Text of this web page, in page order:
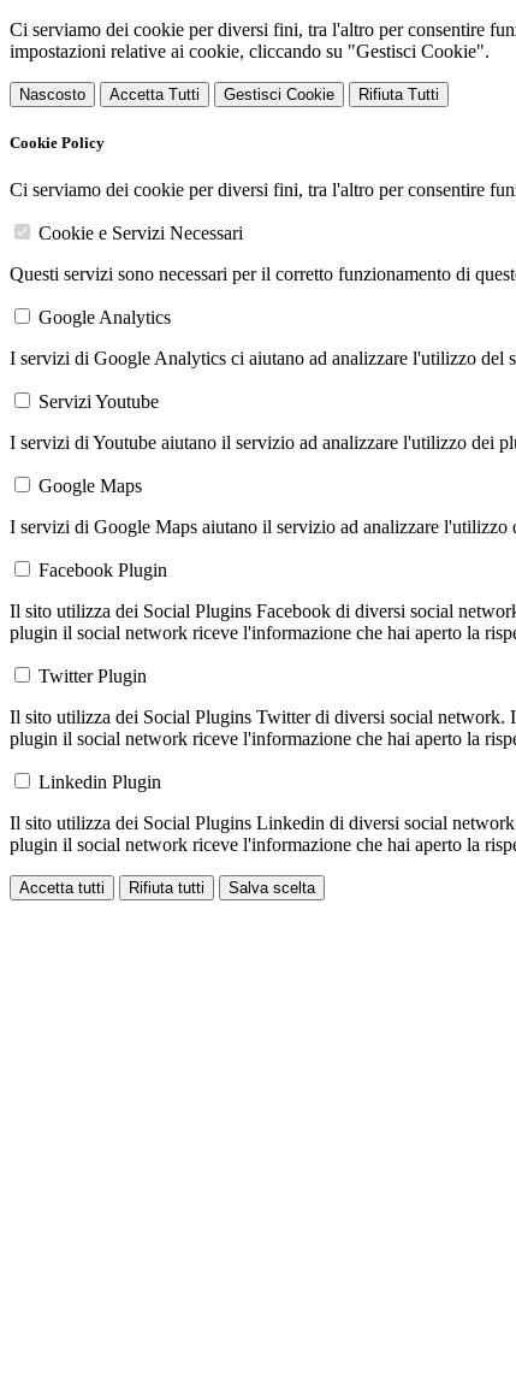
Ci serviamo dei cookie per diversi fini, tra l'altro per consentire
impostazioni relative ai cookie, cliccando su "Gestisci Cookie".
Nascosto Accetta Tutti Gestisci Cookie Rifiuta Tutti
Cookie Policy
Ci serviamo dei cookie per diversi fini, tra l'altro per consentire
Cookie e Servizi Necessari
Questi servizi sono necessari per il corretto funzionamento di
Google Analytics
I servizi di Google Analytics ci aiutano ad analizzare l'utilizzo del
Servizi Youtube
I servizi di Youtube aiutano il servizio ad analizzare l'utilizzo dei
Google Maps
I servizi di Google Maps aiutano il servizio ad analizzare
Facebook Plugin
Il sito utilizza dei Social Plugins Facebook di diversi social
plugin il social network riceve l'informazione che hai aperto la
Twitter Plugin
Il sito utilizza dei Social Plugins Twitter di diversi social network.
plugin il social network riceve l'informazione che hai aperto la
Linkedin Plugin
Il sito utilizza dei Social Plugins Linkedin di diversi social
plugin il social network riceve l'informazione che hai aperto la
Accetta tutti Rifiuta tutti Salva scelta